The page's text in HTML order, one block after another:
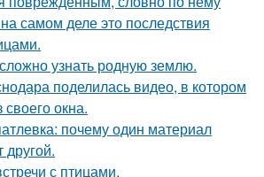
самом деле это последствия
узнать родную землю.
поделилась видео, в котором
своего окна.
почему один материал
другой.
с птицами.